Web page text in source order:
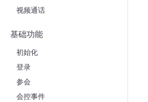
视频通话
基础功能
初始化
登录
参会
会控事件